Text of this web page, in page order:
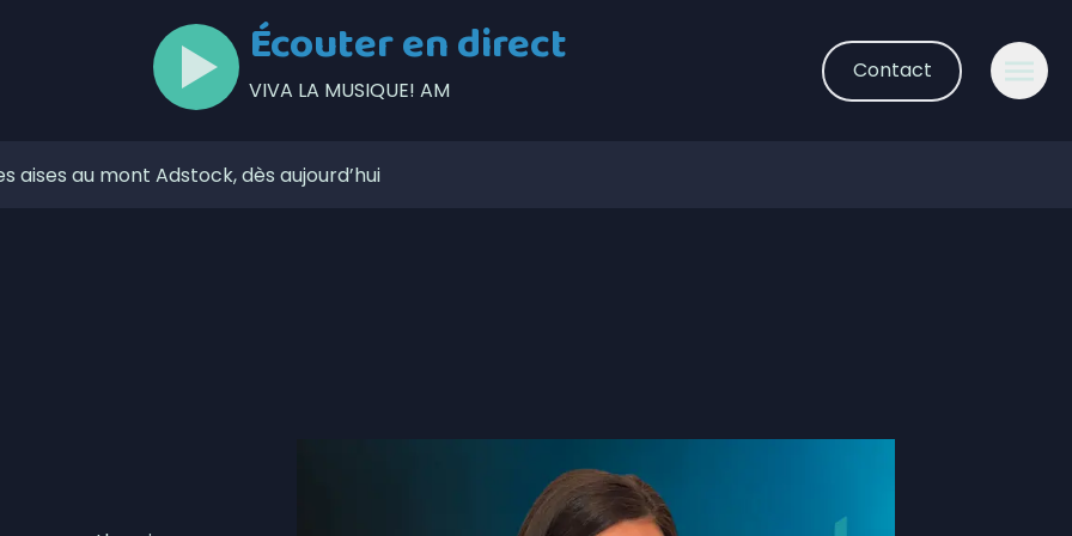
Écouter en direct
VIVA LA MUSIQUE! AM
Contact
aises au mont Adstock, dès aujourd’hui
les dépenses de Christine Fréchette
Frontenac au pas de campagne